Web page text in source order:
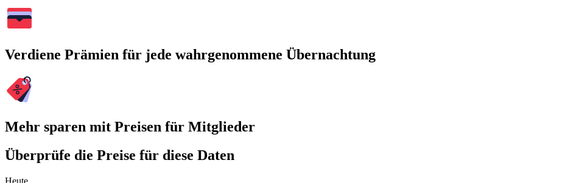
Verdiene Prämien für jede wahrgenommene Übernachtung
Mehr sparen mit Preisen für Mitglieder
Überprüfe die Preise für diese Daten